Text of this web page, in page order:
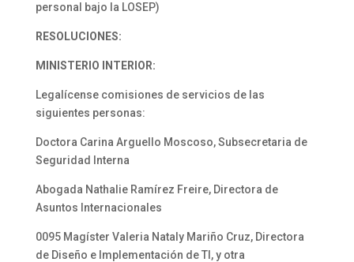
personal bajo la LOSEP)
RESOLUCIONES:
MINISTERIO INTERIOR:
Legalícense comisiones de servicios de las
siguientes personas:
Doctora Carina Arguello Moscoso, Subsecretaria de
Seguridad Interna
Abogada Nathalie Ramírez Freire, Directora de
Asuntos Internacionales
0095 Magíster Valeria Nataly Mariño Cruz, Directora
de Diseño e Implementación de TI, y otra